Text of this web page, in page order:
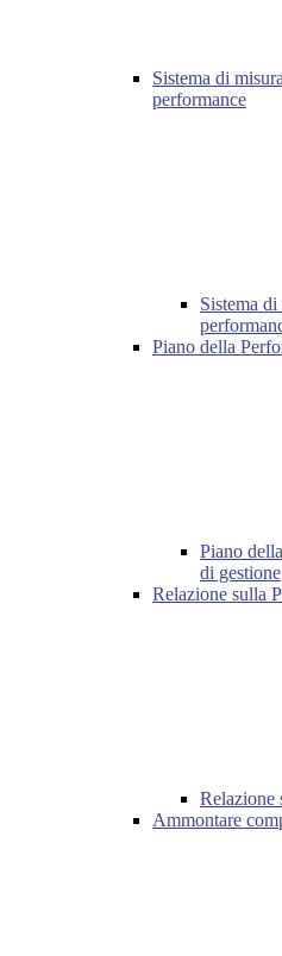
Sistema di
performance
Sistema
Piano della
Piano
di gestione
Relazione sulla
Relazione
Ammontare